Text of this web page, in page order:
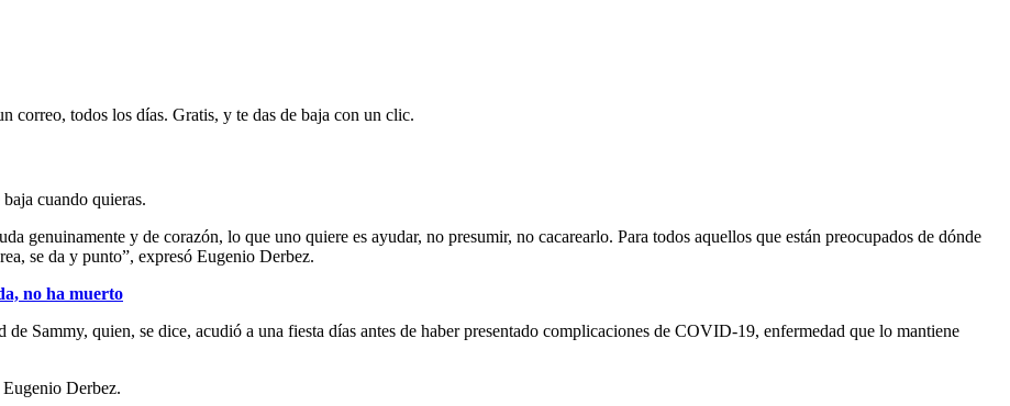
correo, todos los días. Gratis, y te das de baja con un clic.
baja cuando quieras.
genuinamente y de corazón, lo que uno quiere es ayudar, no presumir, no cacarearlo. Para todos aquellos que están preocupados de dónde
se da y punto”, expresó Eugenio Derbez.
no ha muerto
Sammy, quien, se dice, acudió a una fiesta días antes de haber presentado complicaciones de COVID-19, enfermedad que lo mantiene
Derbez.